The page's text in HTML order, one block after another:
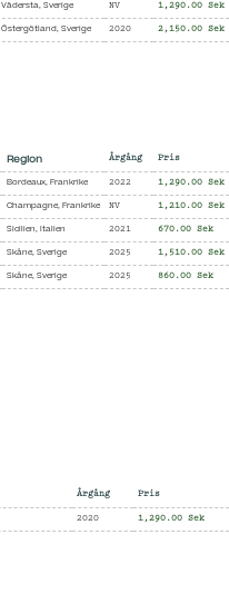
Vädersta, Sverige NV 1,290.00 Sek
Östergötland, Sverige 2020 2,150.00 Sek
Region Årgång Pris
Bordeaux, Frankrike 2022 1,290.00 Sek
Champagne, Frankrike NV 1,210.00 Sek
Sicilien, Italien 2021 670.00 Sek
Skåne, Sverige 2025 1,510.00 Sek
Skåne, Sverige 2025 860.00 Sek
Årgång Pris
2020 1,290.00 Sek